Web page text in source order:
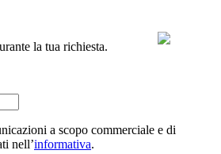
la tua richiesta.
a scopo commerciale e di
nell’informativa.